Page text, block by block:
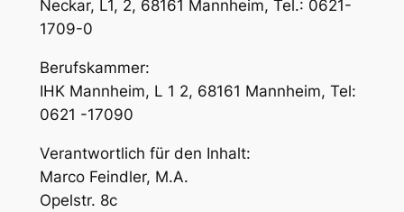
Neckar, L1, 2, 68161 Mannheim, Tel.: 0621-
1709-0
Berufskammer:
IHK Mannheim, L 1 2, 68161 Mannheim, Tel:
0621 -17090
Verantwortlich für den Inhalt:
Marco Feindler, M.A.
Opelstr. 8c